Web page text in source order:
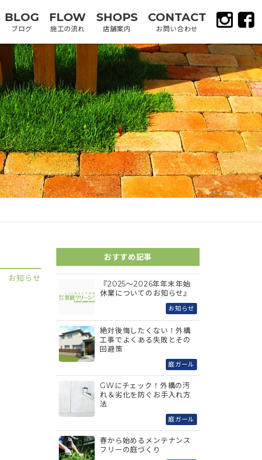
BLOG
ブログ
FLOW
施工の流れ
SHOPS
店舗案内
CONTACT
お問い合わせ
お知らせ
おすすめ記事
『2025～2026年年末年始
休業についてのお知らせ』
お知らせ
絶対後悔したくない！外構
工事でよくある失敗とその
回避策
庭ガール
GWにチェック！外構の汚
れ＆劣化を防ぐお手入れ方
法
庭ガール
春から始めるメンテナンス
フリーの庭づくり